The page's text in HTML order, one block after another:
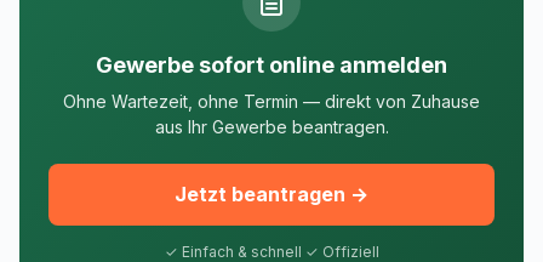
Gewerbe sofort online anmelden
Ohne Wartezeit, ohne Termin — direkt von Zuhause
aus Ihr Gewerbe beantragen.
Jetzt beantragen →
✓ Einfach & schnell ✓ Offiziell